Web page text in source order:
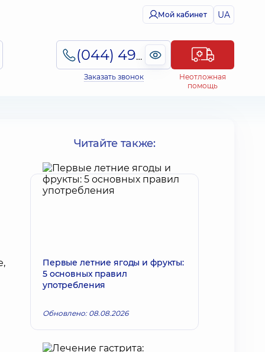
Мой кабинет UA
(044) 495-2-888
Заказать звонок
Неотложная
помощь
Читайте также:
Первые летние ягоды и фрукты:
5 основных правил
употребления
Обновлено: 08.08.2026